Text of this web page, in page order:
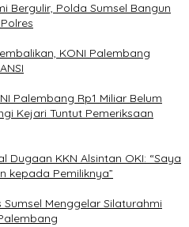
Bergulir, Polda Sumsel Bangun
KONI Palembang
Palembang Rp1 Miliar Belum
Kejari Tuntut Pemeriksaan
Dugaan KKN Alsintan OKI: “Saya
kepada Pemiliknya”
Menggelar Silaturahmi